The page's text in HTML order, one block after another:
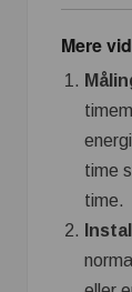
Mere
time
time.